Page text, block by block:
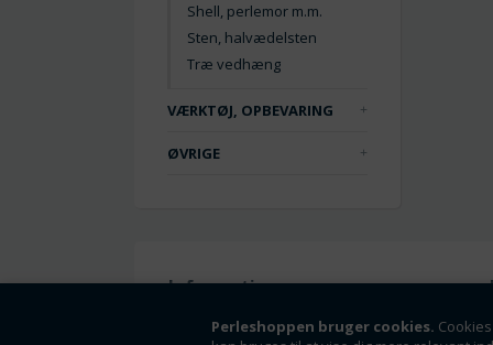
Perleshoppen bruger cookies.
Shell, perlemor m.m.
Sten, halvædelsten
Træ vedhæng
VÆRKTØJ, OPBEVARING
ØVRIGE
Information
Handelsbetingelser